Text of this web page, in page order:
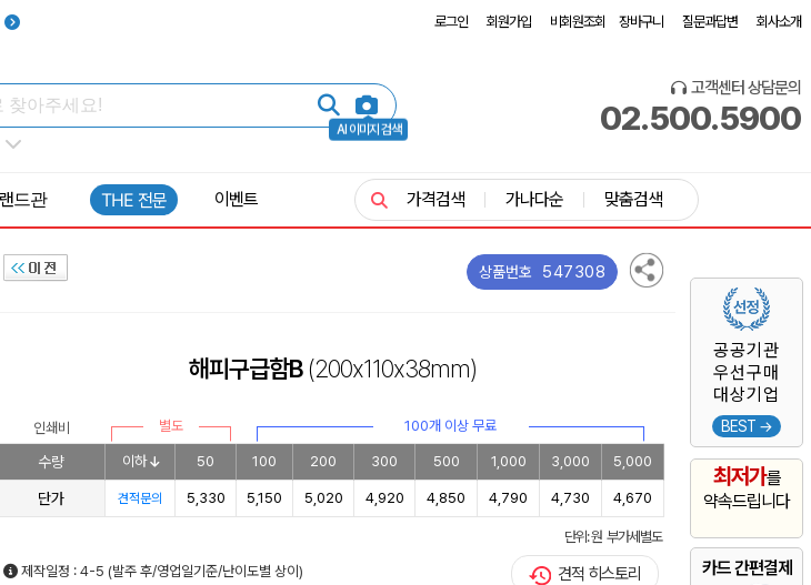
로그인 회원가입 비회원조회 장바구니 질문과답변 회사소개
AI 이미지 검색
고객센터 상담문의
02.500.5900
공공기관
우선구매
대상기업
BEST →
최저가를
약속드립니다
카드 간편결제
드관 THE 전문 이벤트 가격검색 가나다순 맞춤검색
상품번호 547308
해피구급함B(200x110x38mm)
인쇄비 별도 100개 이상 무료
수량 이하 50 100 200 300 500 1,000 3,000 5,000
단가 견적문의 5,330 5,150 5,020 4,920 4,850 4,790 4,730 4,670
단위: 원 부가세별도
제작일정 : 4-5 (발주 후/영업일기준/난이도별 상이) 견적 히스토리